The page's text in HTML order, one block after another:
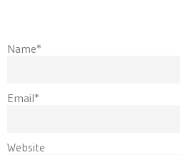
Name*
Email*
Website